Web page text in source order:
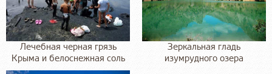
Лечебная черная грязь
Крыма и белоснежная соль
Зеркальная гладь
изумрудного озера